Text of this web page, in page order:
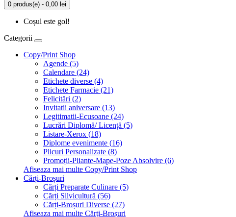
0 produs(e) - 0,00 lei
Coșul este gol!
Categorii
Copy/Print Shop
Agende (5)
Calendare (24)
Etichete diverse (4)
Etichete Farmacie (21)
Felicitări (2)
Invitatii aniversare (13)
Legitimatii-Ecusoane (24)
Lucrări Diplomă/ Licență (5)
Listare-Xerox (18)
Diplome evenimente (16)
Plicuri Personalizate (8)
Promoții-Pliante-Mape-Poze Absolvire (6)
Afiseaza mai multe Copy/Print Shop
Cărți-Broșuri
Cărți Preparate Culinare (5)
Cărți Silvicultură (56)
Cărți-Broșuri Diverse (27)
Afiseaza mai multe Cărți-Broșuri